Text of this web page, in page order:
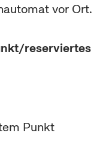
vor Ort.
reserviertes
Punkt